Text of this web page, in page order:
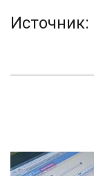
Источник: